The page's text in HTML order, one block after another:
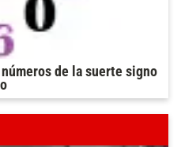
de la suerte signo